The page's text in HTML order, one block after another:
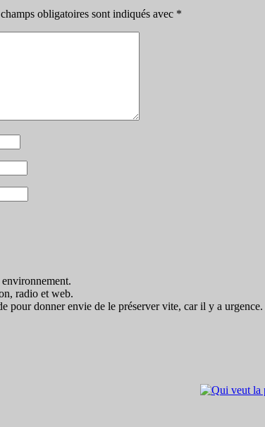
obligatoires sont indiqués avec *
radio et web.
pour donner envie de le préserver vite, car il y a urgence.